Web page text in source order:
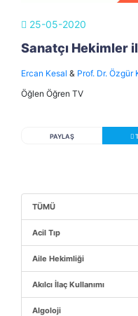
25-05-2020
Sanatçı Hekimler
Ercan Kesal & Prof. Dr. Özgür
Öğlen Öğren TV
PAYLAŞ
TÜMÜ
Acil Tıp
Aile Hekimliği
Akılcı İlaç Kullanımı
Algoloji